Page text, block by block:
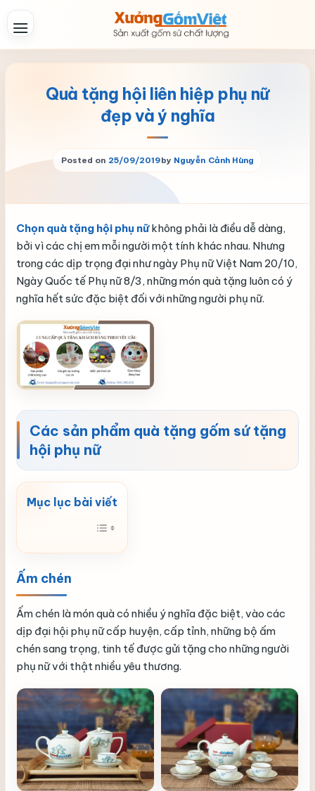
Quà tặng hội liên hiệp phụ nữ
đẹp và ý nghĩa
Posted on 25/09/2019by Nguyễn Cảnh Hùng
Chọn quà tặng hội phụ nữkhông phải là điều dễ dàng,
bởi vì các chị em mỗi người một tính khác nhau. Nhưng
trong các dịp trọng đại như ngày Phụ nữ Việt Nam 20/10,
Ngày Quốc tế Phụ nữ 8/3, những món quà tặng luôn có ý
nghĩa hết sức đặc biệt đối với những người phụ nữ.
Các sản phẩm quà tặng gốm sứ tặng
hội phụ nữ
Ấm chén
Ấm chén là món quà có nhiều ý nghĩa đặc biệt, vào các
dịp đại hội phụ nữ cấp huyện, cấp tỉnh, những bộ ấm
chén sang trọng, tinh tế được gửi tặng cho những người
phụ nữ với thật nhiều yêu thương.